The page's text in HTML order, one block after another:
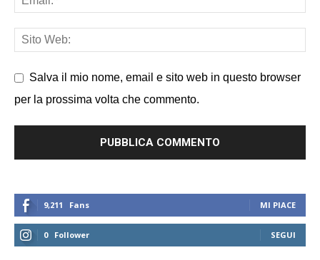
Salva il mio nome, email e sito web in questo browser
per la prossima volta che commento.
9,211 Fans MI PIACE
0 Follower SEGUI